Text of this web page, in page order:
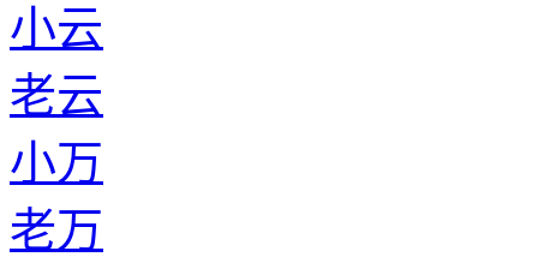
小云
老云
小万
老万